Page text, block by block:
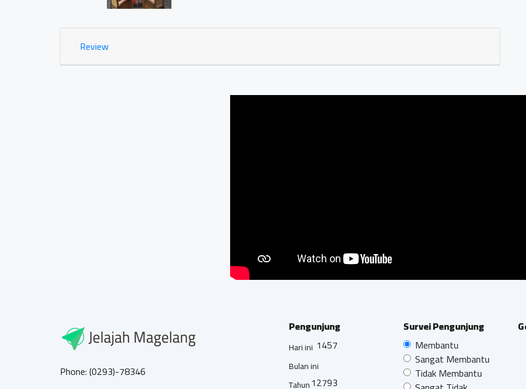
Review
Phone: (0293)-78346
Pengunjung
Hari ini 1457
Bulan ini
12793
Tahun
Survei Pengunjung
Membantu
Sangat Membantu
Tidak Membantu